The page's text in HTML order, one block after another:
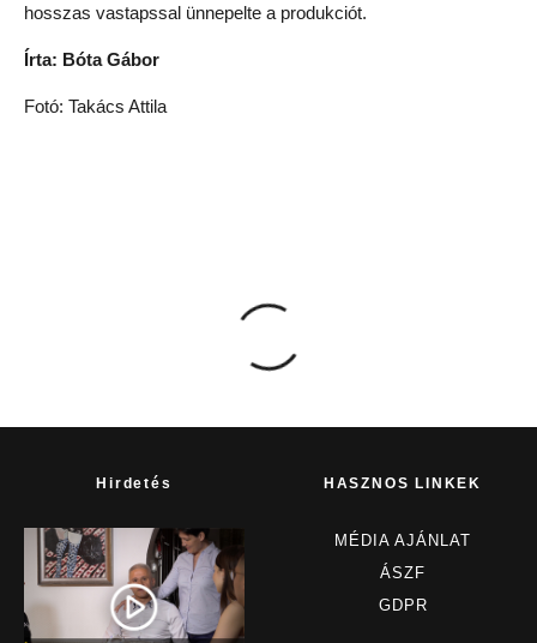
hosszas vastapssal ünnepelte a produkciót.
Írta: Bóta Gábor
Fotó: Takács Attila
Hirdetés HASZNOS LINKEK
MÉDIA AJÁNLAT
ÁSZF
GDPR